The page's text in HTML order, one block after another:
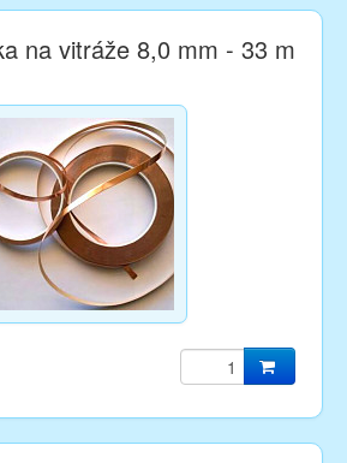
na vitráže 8,0 mm - 33 m